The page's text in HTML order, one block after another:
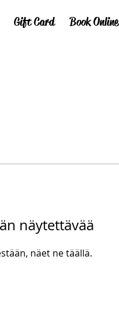
Gift Card Book Online
näytettävää
näet ne täällä.